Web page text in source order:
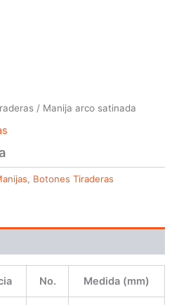
/ Manija arco satinada
Botones Tiraderas
No. Medida (mm)